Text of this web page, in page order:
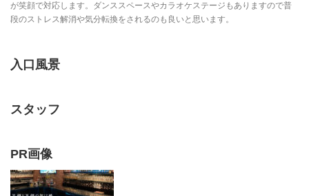
が笑顔で対応します。ダンススペースやカラオケステージもありますので普
段のストレス解消や気分転換をされるのも良いと思います。
入口風景
スタッフ
PR画像